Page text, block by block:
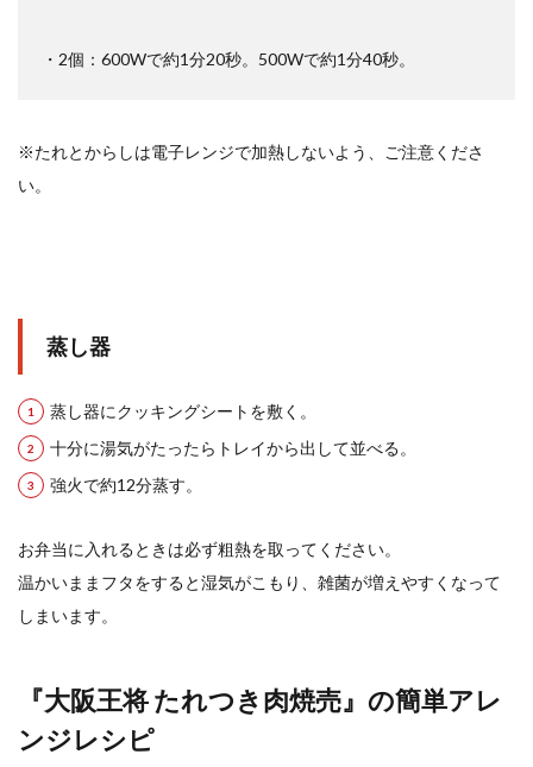
・2個：600Wで約1分20秒。500Wで約1分40秒。
※たれとからしは電子レンジで加熱しないよう、ご注意くださ
い。
蒸し器
蒸し器にクッキングシートを敷く。
十分に湯気がたったらトレイから出して並べる。
強火で約12分蒸す。
お弁当に入れるときは必ず粗熱を取ってください。
温かいままフタをすると湿気がこもり、雑菌が増えやすくなって
しまいます。
『大阪王将 たれつき肉焼売』の簡単アレ
ンジレシピ